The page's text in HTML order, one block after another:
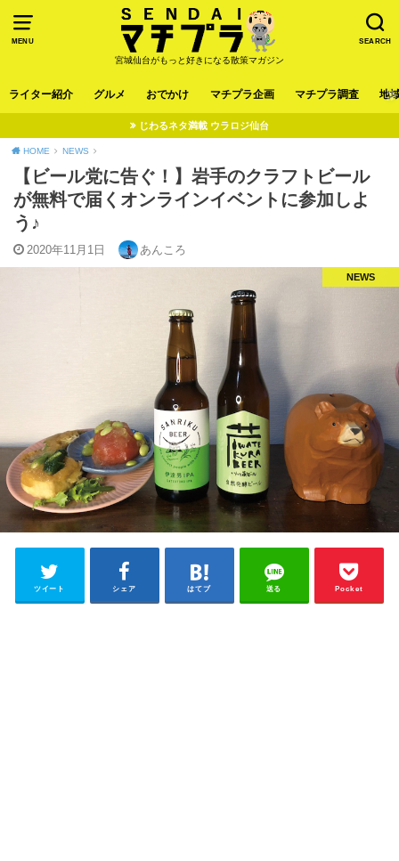
MENU SEARCH
宮城仙台がもっと好きになる散策マガジン
ライター紹介 グルメ おでかけ マチプラ企画 マチプラ調査 地
じわるネタ満載 ウラロジ仙台
HOME NEWS
【ビール党に告ぐ！】岩手のクラフトビール
が無料で届くオンラインイベントに参加しよ
う♪
2020年11月1日 あんころ
NEWS
ツイート シェア はてブ 送る Pocket